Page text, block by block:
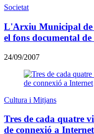
Societat
L'Arxiu Municipal de
el fons documental
24/09/2007
Cultura i Mitjans
Tres de cada quatre
de connexió a Internet